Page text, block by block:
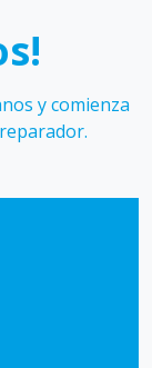
y comienza